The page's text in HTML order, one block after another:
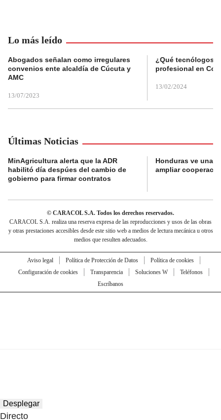
Lo más leído
Abogados señalan como irregulares
convenios ente alcaldía de Cúcuta y
AMC
13/07/2023
¿Qué tecnólogos
profesional en
13/02/2024
Últimas Noticias
MinAgricultura alerta que la ADR
habilitó día despúes del cambio de
gobierno para firmar contratos
Honduras ve una
ampliar
© CARACOL S.A. Todos los derechos reservados.
CARACOL S.A. realiza una reserva expresa de las reproducciones y usos de las obras
y otras prestaciones accesibles desde este sitio web a medios de lectura mecánica u otros
medios que resulten adecuados.
Aviso legal Política de Protección de Datos
Política de cookies
Configuración de cookies
Transparencia Soluciones W
Teléfonos
Escríbanos
Desplegar
Directo